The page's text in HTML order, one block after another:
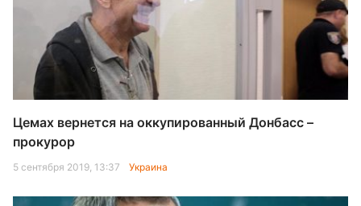
Цемах вернется на оккупированный Донбасс –
прокурор
5 сентября 2019, 13:37 Украина